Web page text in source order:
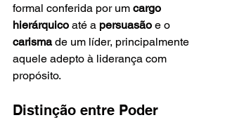
formal conferida por um cargo
hierárquico até a persuasão e o
carisma de um líder, principalmente
aquele adepto à liderança com
propósito.
Distinção entre Poder